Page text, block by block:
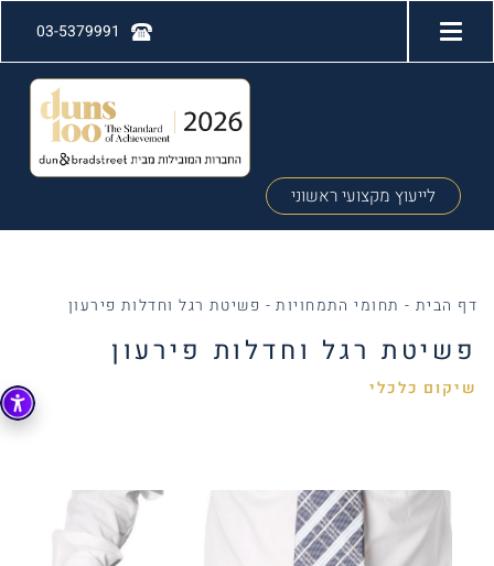
03-5379991
לייעוץ מקצועי ראשוני
דף הבית - תחומי התמחויות- פשיטת רגל וחדלות פירעון
פשיטת רגל וחדלות פירעון
שיקום כלכלי